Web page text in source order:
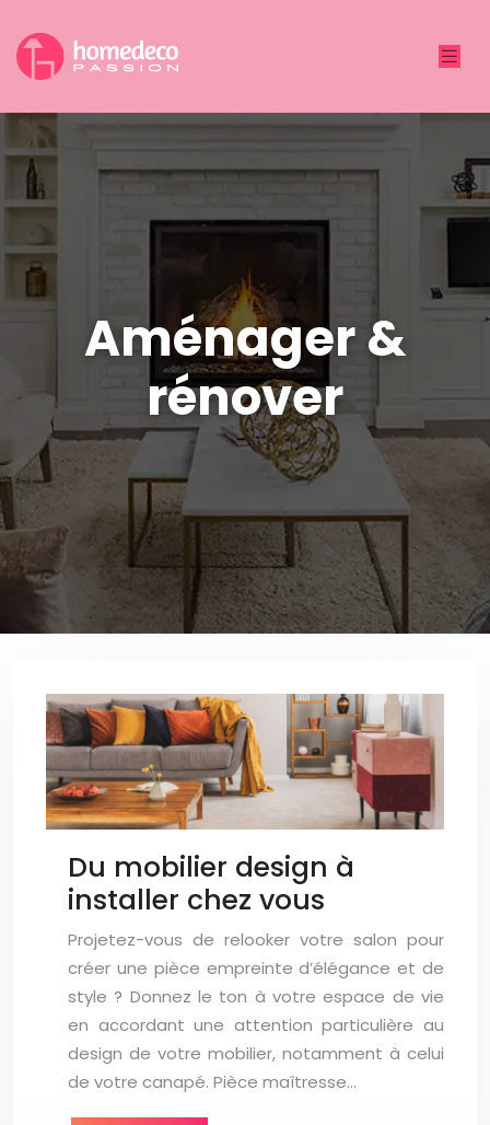
Aménager &
rénover
Du mobilier design à
installer chez vous
Projetez-vous de relooker votre salon pour
créer une pièce empreinte d’élégance et de
style ? Donnez le ton à votre espace de vie
en accordant une attention particulière au
design de votre mobilier, notamment à celui
de votre canapé. Pièce maîtresse…